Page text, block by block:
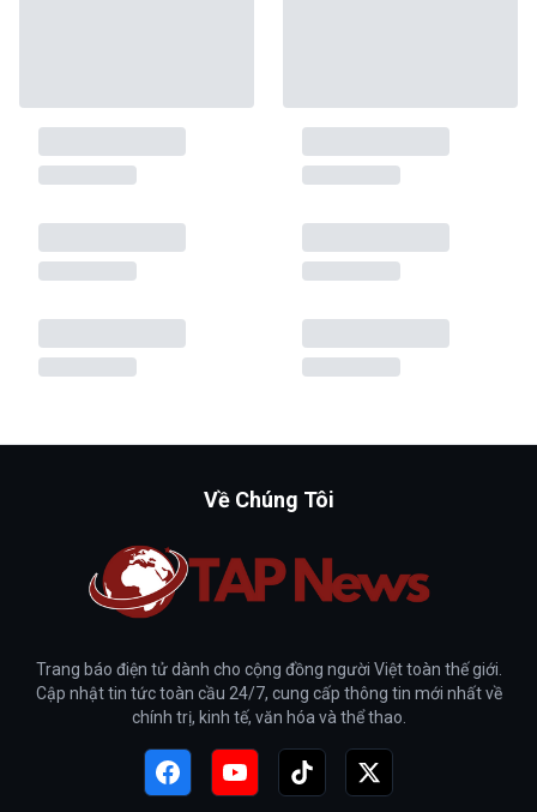
Về Chúng Tôi
Trang báo điện tử dành cho cộng đồng người Việt toàn thế giới.
Cập nhật tin tức toàn cầu 24/7, cung cấp thông tin mới nhất về
chính trị, kinh tế, văn hóa và thể thao.